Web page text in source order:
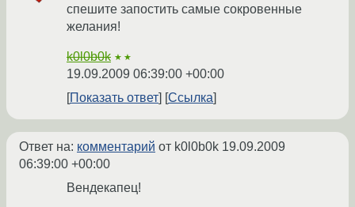
спешите запостить самые сокровенные
желания!
k0l0b0k ★★
19.09.2009 06:39:00 +00:00
Показать ответ
Ссылка
Ответ на: комментарий от k0l0b0k 19.09.2009
06:39:00 +00:00
Вендекапец!